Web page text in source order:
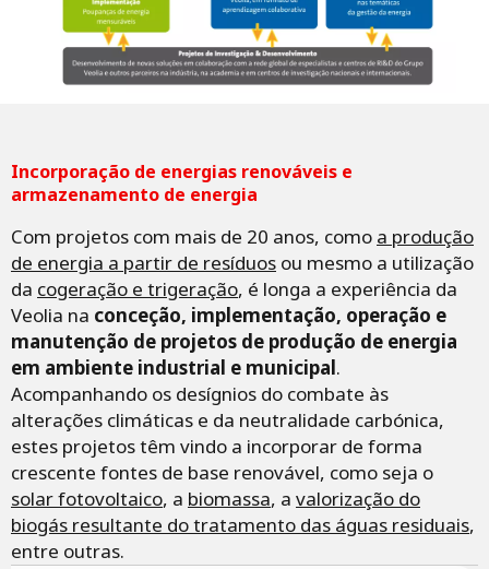
Incorporação de energias renováveis e
armazenamento de energia
Com projetos com mais de 20 anos, como a produção
de energia a partir de resíduos ou mesmo a utilização
da cogeração e trigeração, é longa a experiência da
Veolia na conceção, implementação, operação e
manutenção de projetos de produção de energia
em ambiente industrial e municipal.
Acompanhando os desígnios do combate às
alterações climáticas e da neutralidade carbónica,
estes projetos têm vindo a incorporar de forma
crescente fontes de base renovável, como seja o
solar fotovoltaico, a biomassa, a valorização do
biogás resultante do tratamento das águas residuais,
entre outras.